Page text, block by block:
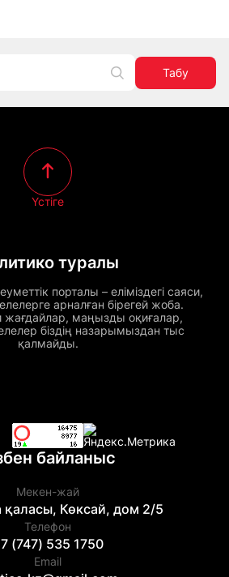
Табу
туралы
порталы – еліміздегі саяси,
арналған бірегей жоба.
жағдайлар, маңызды оқиғалар,
біздің назарымыздан тыс
қалмайды.
Үстіге
байланыс
Мекен-жай
қаласы, Көксай, дом 2/5
Телефон
(747) 535 1750
Email